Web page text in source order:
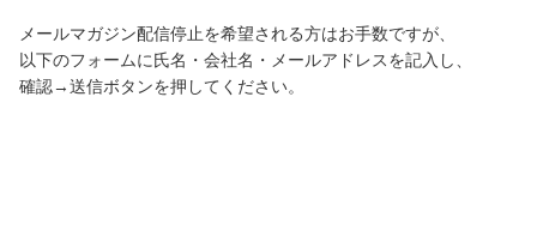
メールマガジン配信停止を希望される方はお手数ですが、
以下のフォームに氏名・会社名・メールアドレスを記入し、
確認→送信ボタンを押してください。